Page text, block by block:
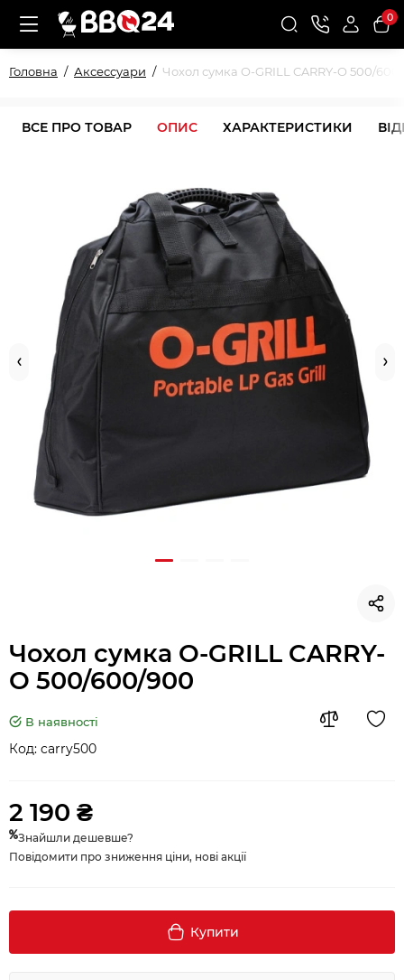
0
Головна Аксессуари Чохол сумка O-GRILL CARRY-O 500/
ВСЕ ПРО ТОВАР ОПИС ХАРАКТЕРИСТИКИ
Чохол сумка O-GRILL CARRY-
O 500/600/900
В наявності
Код: carry500
2 190 ₴
Знайшли дешевше?
Повідомити про зниження ціни, нові акції
Купити